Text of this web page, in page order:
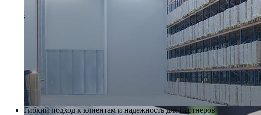
Гибкий подход к клиентам и надежность для партнеров